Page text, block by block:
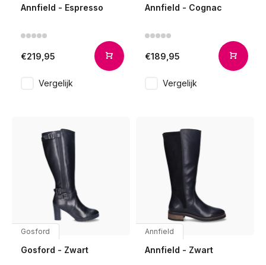
Annfield - Espresso
€219,95
Vergelijk
Annfield - Cognac
€189,95
Vergelijk
Gosford
Gosford - Zwart
Annfield
Annfield - Zwart